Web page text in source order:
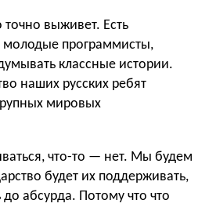
выживет. Есть
молодые программисты,
классные истории.
наших русских ребят
мировых
что-то — нет. Мы будем
будет их поддерживать,
до абсурда. Потому что что